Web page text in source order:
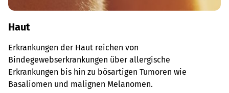
Haut
Erkrankungen der Haut reichen von
Bindegewebserkrankungen über allergische
Erkrankungen bis hin zu bösartigen Tumoren wie
Basaliomen und malignen Melanomen.